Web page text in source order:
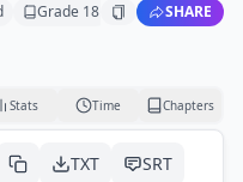
Grade 18 SHARE
Stats Time Chapters
TXT SRT